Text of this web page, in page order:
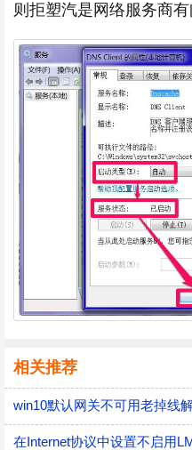
则拒塑汽是网络服务商
相关推荐
win10默认网关不可用老掉线
在Internet协议中设置不启用